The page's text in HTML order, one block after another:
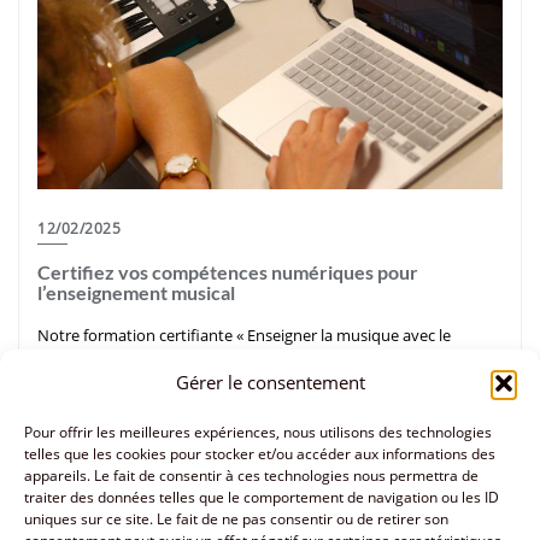
Gérer le consentement
Pour offrir les meilleures expériences, nous utilisons des technologies
telles que les cookies pour stocker et/ou accéder aux informations des
appareils. Le fait de consentir à ces technologies nous permettra de
traiter des données telles que le comportement de navigation ou les ID
uniques sur ce site. Le fait de ne pas consentir ou de retirer son
12/02/2025
Certifiez vos compétences numériques pour
l’enseignement musical
Notre formation certifiante « Enseigner la musique avec le
l’enseignement, Solaure Music Lab propose une formation
professionnelle en ligne pour les professeurs de musique
spécialement dédiée à ce sujet. Destinée à intégrer les outils
numériques dans la pédagogie musicale, cette formation unique
en France est reconnue par l’État grâce à la certification RS6654.